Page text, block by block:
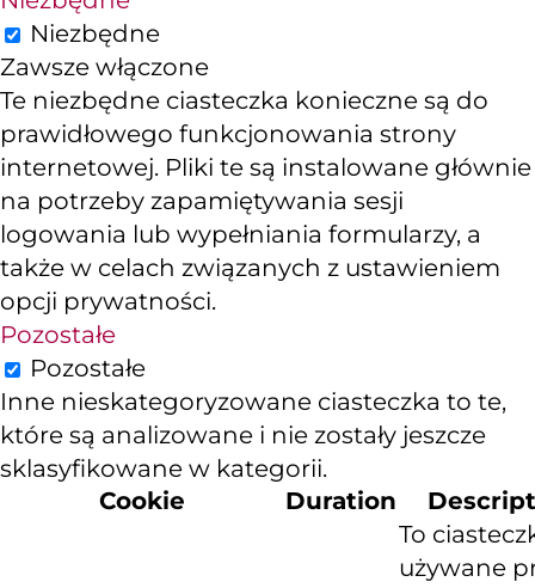
Niezbędne
Zawsze włączone
Te niezbędne ciasteczka konieczne są do
prawidłowego funkcjonowania strony
internetowej. Pliki te są instalowane głównie
na potrzeby zapamiętywania sesji
logowania lub wypełniania formularzy, a
także w celach związanych z ustawieniem
opcji prywatności.
Pozostałe
Pozostałe
Inne nieskategoryzowane ciasteczka to te,
które są analizowane i nie zostały jeszcze
sklasyfikowane w kategorii.
Cookie
Duration
To
używane